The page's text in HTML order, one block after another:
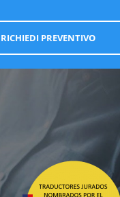
RICHIEDI PREVENTIVO